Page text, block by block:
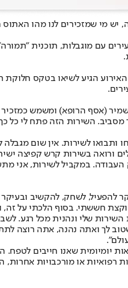
עם מוגבלות, תוכנית
הגיע לשיאו בטקס
(אסף הרופא) ומשמש
השירות הזה פתח לי כל
ותבואו לשירות. אין שום
בשירות קרש קפיצה
במקביל לשירות,
להפעיל, לשחק, להקשיב
חששתי. בסוף הלכתי על
שלי ונהנית מכל
לך ואתה נהנה, אתה רוצה
יומיומית שאנו חייבים
רפואיות או מורכבויות